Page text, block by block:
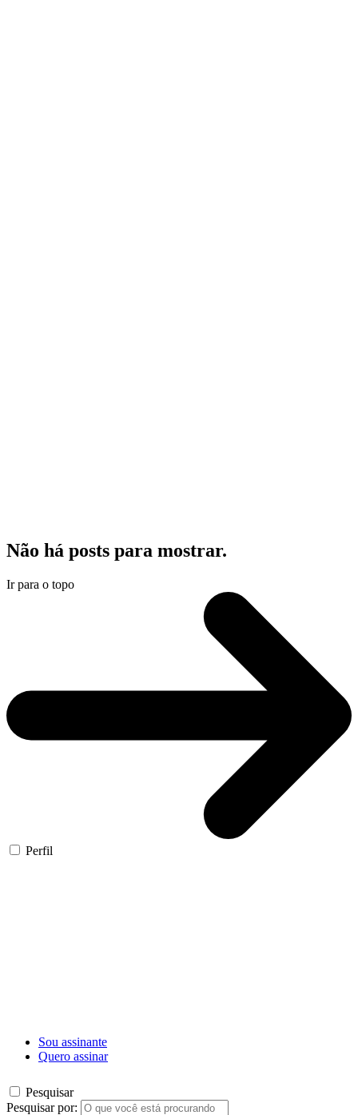
Não há posts para mostrar.
Ir para o topo
Perfil
Sou assinante
Quero assinar
Pesquisar
Pesquisar por: